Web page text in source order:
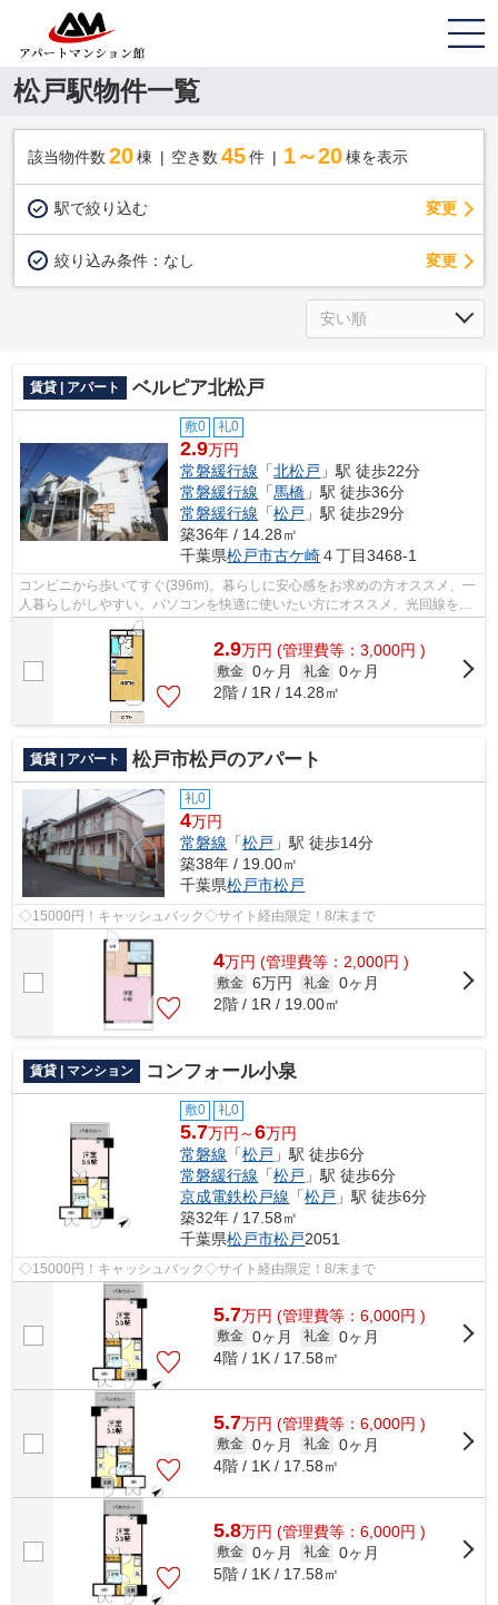
松戸駅物件一覧
該当物件数 20棟 空き数 45 件 1～20 棟を表示
駅で絞り込む 変更
絞り込み条件： なし 変更
賃貸 | アパート ベルピア北松戸
敷0 礼0
2.9万円
常磐緩行線 「北松戸 」駅 徒歩22分
常磐緩行線 「馬橋 」駅 徒歩36分
常磐緩行線 「松戸 」駅 徒歩29分
築36年 / 14.28㎡
千葉県松戸市古ケ崎４丁目3468-1
コンビニから歩いてすぐ(396m)。暮らしに安心感をお求めの方オススメ、一
人暮らしがしやすい。パソコンを快適に使いたい方にオススメ、光回線を繋
いでいる物件。駐車できるスペースも...
2.9万円 (管理費等：3,000円 )
敷金 0ヶ月 礼金 0ヶ月
2階 / 1R / 14.28㎡
賃貸 | アパート 松戸市松戸のアパート
礼0
4万円
常磐線 「松戸 」駅 徒歩14分
築38年 / 19.00㎡
千葉県松戸市松戸
◇15000円！キャッシュバック◇サイト経由限定！8/末まで
4万円 (管理費等：2,000円 )
敷金 6万円 礼金 0ヶ月
2階 / 1R / 19.00㎡
賃貸 | マンション コンフォール小泉
敷0 礼0
5.7万円～6万円
常磐線 「松戸 」駅 徒歩6分
常磐緩行線 「松戸 」駅 徒歩6分
京成電鉄松戸線 「松戸 」駅 徒歩6分
築32年 / 17.58㎡
千葉県松戸市松戸2051
◇15000円！キャッシュバック◇サイト経由限定！8/末まで
5.7万円 (管理費等：6,000円 )
敷金 0ヶ月 礼金 0ヶ月
4階 / 1K / 17.58㎡
5.7万円 (管理費等：6,000円 )
敷金 0ヶ月 礼金 0ヶ月
4階 / 1K / 17.58㎡
5.8万円 (管理費等：6,000円 )
敷金 0ヶ月 礼金 0ヶ月
5階 / 1K / 17.58㎡